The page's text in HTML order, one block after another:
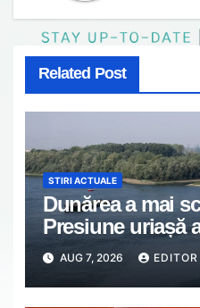
Related Post
STIRI ACTUALE
Dunărea a mai
Presiune uriașă
de la
să fie închis
AUG 7, 2026 EDITOR